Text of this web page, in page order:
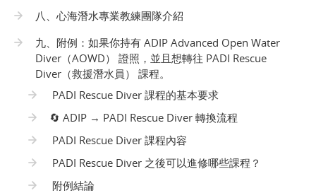
八、心海潛水專業教練團隊介紹
九、附例：如果你持有 ADIP Advanced Open Water
Diver（AOWD） 證照，並且想轉往 PADI Rescue
Diver（救援潛水員） 課程。
PADI Rescue Diver 課程的基本要求
🔄 ADIP → PADI Rescue Diver 轉換流程
PADI Rescue Diver 課程內容
PADI Rescue Diver 之後可以進修哪些課程？
附例結論